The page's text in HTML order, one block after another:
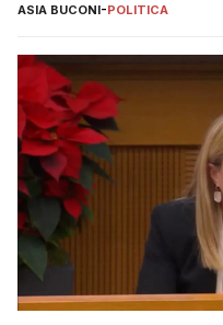
ASIA BUCONI-POLITICA